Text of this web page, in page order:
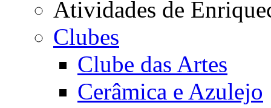
Atividades de
Clubes
Clube das Artes
Cerâmica e Azulejo